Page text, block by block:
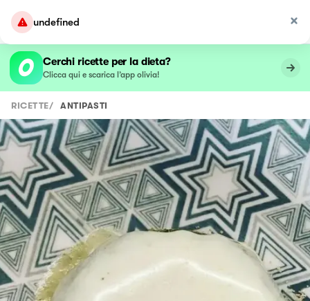
undefined
Cerchi ricette per la dieta?
Clicca qui e scarica l’app olivia!
RICETTE/ ANTIPASTI